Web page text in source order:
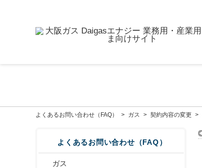
よくあるお問い合わせ（FAQ） > ガス > 契約内容の変更 >
よくあるお問い合わせ（FAQ）
ガス